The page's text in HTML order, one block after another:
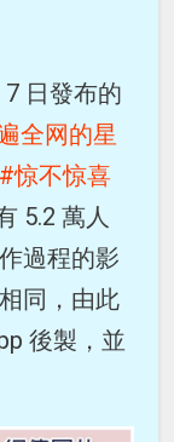
日發布的
全网的星
惊不惊喜
5.2 萬人
過程的影
同，由此
後製，並